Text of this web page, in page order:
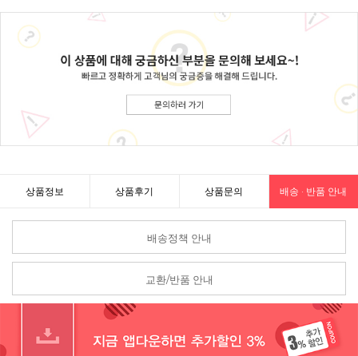
상품정보 상품후기 상품문의 배송 · 반품 안내
배송정책 안내
교환/반품 안내